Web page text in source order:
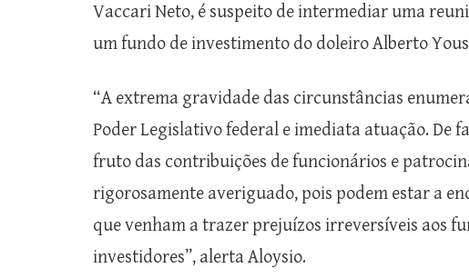
Vaccari Neto, é suspeito de intermediar uma
um fundo de investimento do doleiro Alberto
“A extrema gravidade das circunstâncias
Poder Legislativo federal e imediata atuação. De
fruto das contribuições de funcionários e
rigorosamente averiguado, pois podem estar a
que venham a trazer prejuízos irreversíveis aos
investidores”, alerta Aloysio.